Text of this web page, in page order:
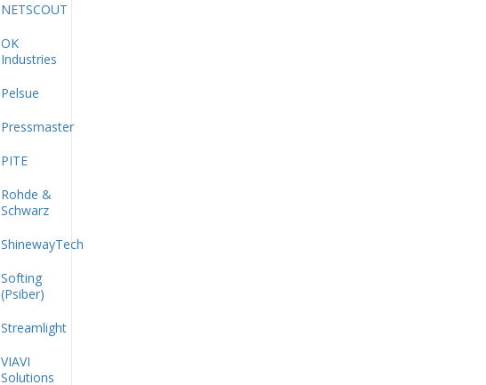
NETSCOUT
OK
Industries
Pelsue
Pressmaster
PITE
Rohde &
Schwarz
ShinewayTech
Softing
(Psiber)
Streamlight
VIAVI
Solutions